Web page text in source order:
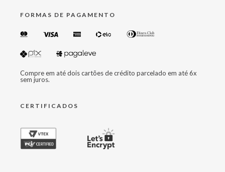
FORMAS DE PAGAMENTO
Compre em até dois cartões de crédito parcelado em até 6x
sem juros.
CERTIFICADOS